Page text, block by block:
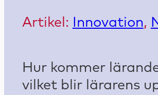
Artikel: Innovation,
Hur kommer
vilket blir lärarens